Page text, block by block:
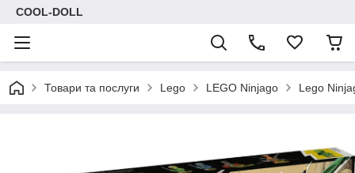
COOL-DOLL
Товари та послуги Lego LEGO Ninjago Lego